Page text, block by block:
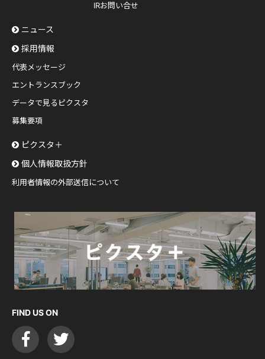
IRお問い合せ
ニュース
採用情報
代表メッセージ
エントランスブック
データで見るピクスタ
募集要項
ピクスタ＋
個人情報取扱方針
利用者情報の外部送信について
FIND US ON